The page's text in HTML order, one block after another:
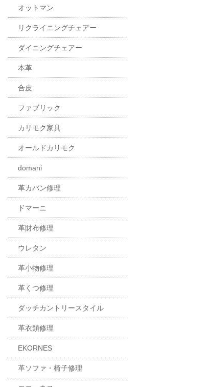
オットマン
リクライニングチェアー
ダイニングチェアー
本革
合皮
ファブリック
カリモク家具
オールドカリモク
domani
革カバン修理
ドマーニ
革財布修理
ウレタン
革小物修理
革くつ修理
ダッチカントリースタイル
革衣類修理
EKORNES
革ソファ・椅子修理